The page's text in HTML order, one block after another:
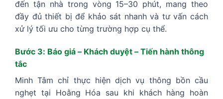
đến tận nhà trong vòng 15–30 phút, mang theo
đầy đủ thiết bị để khảo sát nhanh và tư vấn cách
xử lý tối ưu cho từng trường hợp cụ thể.
Bước 3: Báo giá – Khách duyệt – Tiến hành thông
tắc
Minh Tâm chỉ thực hiện dịch vụ thông bồn cầu
nghẹt tại Hoằng Hóa sau khi khách hàng hoàn